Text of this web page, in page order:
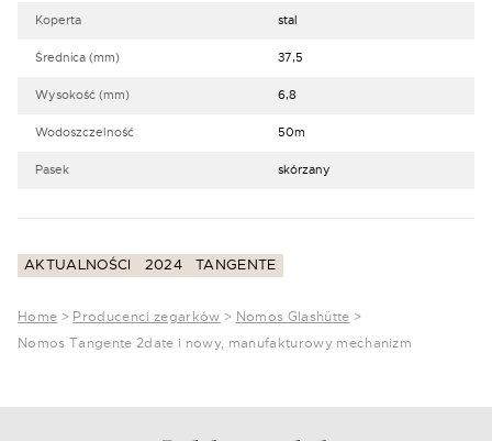
Koperta stal
Średnica (mm) 37,5
Wysokość (mm) 6,8
Wodoszczelność 50m
Pasek skórzany
AKTUALNOŚCI 2024 TANGENTE
Home > Producenci zegarków > Nomos Glashütte >
Nomos Tangente 2date i nowy, manufakturowy mechanizm